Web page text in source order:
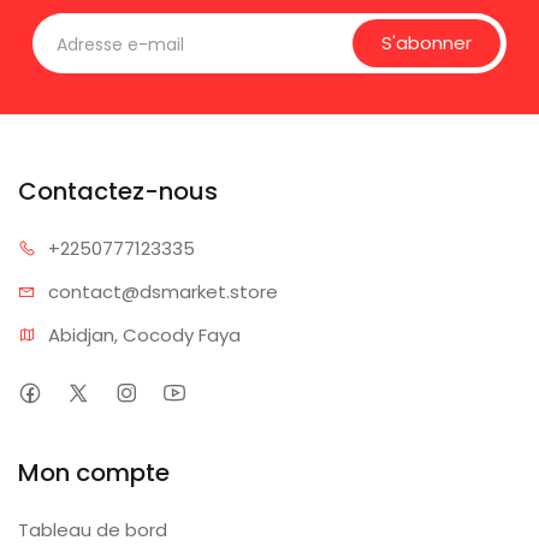
S'abonner
Contactez-nous
+2250777123335
contact@dsmarket.store
Abidjan, Cocody Faya
Mon compte
Tableau de bord